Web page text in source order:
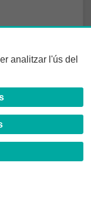
analitzar l'ús del